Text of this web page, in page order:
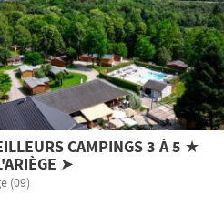
CAMPINGS 3 À 5 ★
➤
(09)